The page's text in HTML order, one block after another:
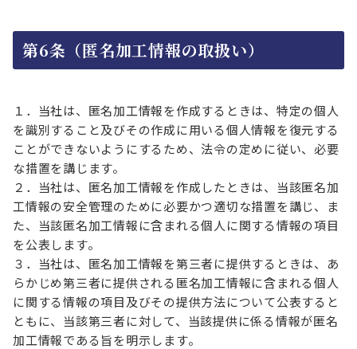
第6条（匿名加工情報の取扱い）
１．当社は、匿名加工情報を作成するときは、特定の個人
を識別すること及びその作成に用いる個人情報を復元する
ことができないようにするため、法令の定めに従い、必要
な措置を講じます。
２．当社は、匿名加工情報を作成したときは、当該匿名加
工情報の安全管理のために必要かつ適切な措置を講じ、ま
た、当該匿名加工情報に含まれる個人に関する情報の項目
を公表します。
３．当社は、匿名加工情報を第三者に提供するときは、あ
らかじめ第三者に提供される匿名加工情報に含まれる個人
に関する情報の項目及びその提供方法について公表すると
ともに、当該第三者に対して、当該提供に係る情報が匿名
加工情報である旨を明示します。